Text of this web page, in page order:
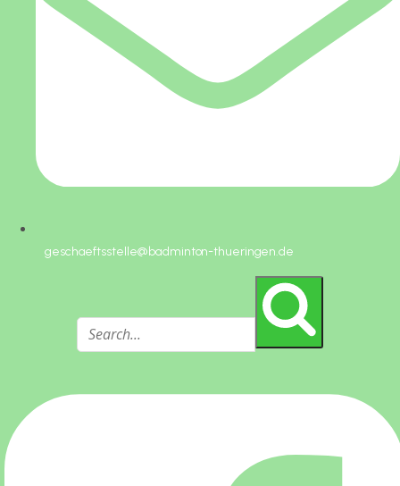
geschaeftsstelle@badminton-thueringen.de